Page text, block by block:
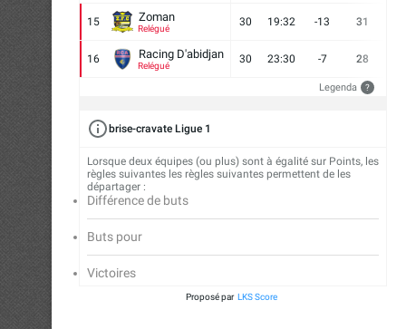
15 Zoman
Relégué
30 19:32 -13 31
16 Racing D'abidjan
Relégué
30 23:30 -7 28
Legenda ?
brise-cravate Ligue 1
Lorsque deux équipes (ou plus) sont à égalité sur Points, les
règles suivantes les règles suivantes permettent de les
départager :
Différence de buts
Buts pour
Victoires
Proposé par LKS Score